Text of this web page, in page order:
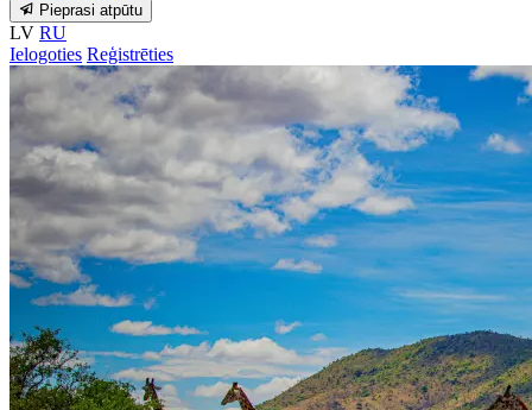
Pieprasi atpūtu
LV RU
Ielogoties Reģistrēties